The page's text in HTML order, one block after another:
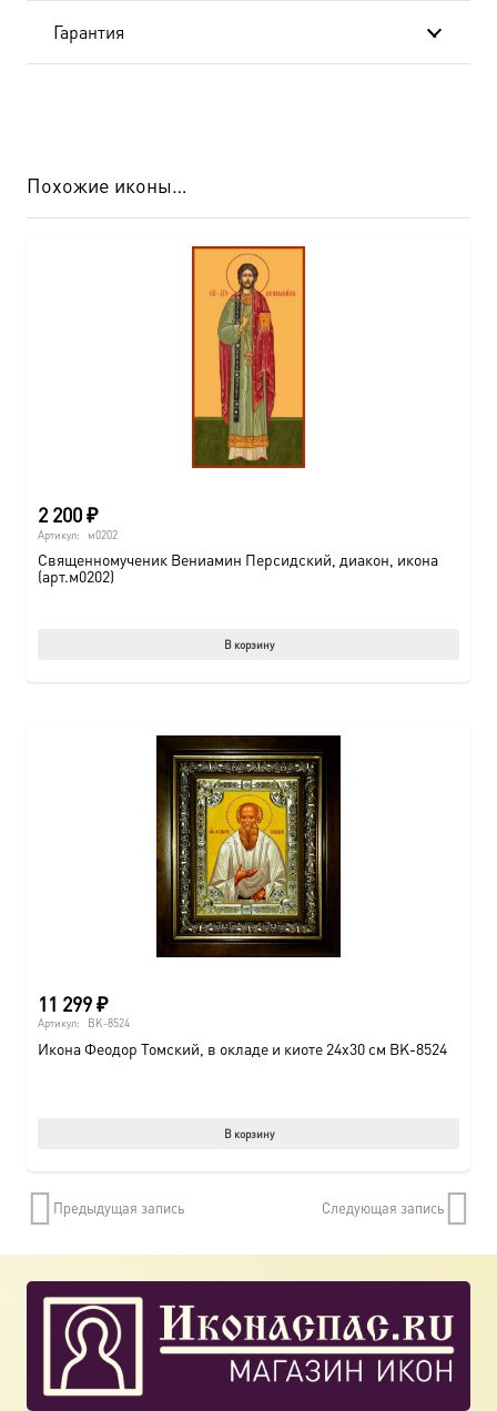
Гарантия
Похожие иконы…
2 200₽
Артикул: м0202
Священномученик Вениамин Персидский, диакон, икона
(арт.м0202)
В корзину
11 299₽
Артикул: BK-8524
Икона Феодор Томский, в окладе и киоте 24х30 см BK-8524
В корзину
Предыдущая запись Следующая запись